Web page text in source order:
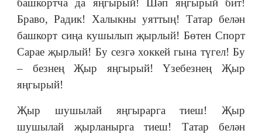
башкортча да яңгырый! Шәп яңгырый бит!
Браво, Радик! Халыкны уяттың! Татар белән
башкорт сиңа кушылып җырлый! Бөтен Спорт
Сарае җырлый! Бу сезгә хоккей гына түгел! Бу
– безнең Җыр яңгырый! Үзебезнең Җыр
яңгырый!
Җыр шушылай яңгырарга тиеш! Җыр
шушылай җырланырга тиеш! Татар белән